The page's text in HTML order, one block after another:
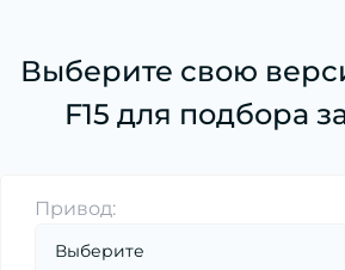
Выберите свою
F15 для подбора
Привод: